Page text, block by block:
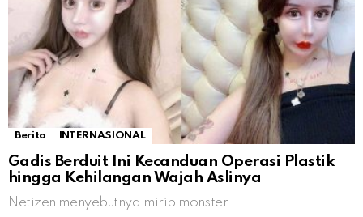
Berita INTERNASIONAL
Gadis Berduit Ini Kecanduan Operasi Plastik
hingga Kehilangan Wajah Aslinya
Netizen menyebutnya mirip monster